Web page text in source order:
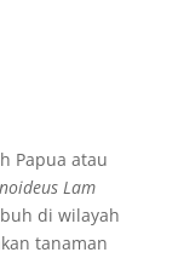
Papua atau
Lam
di wilayah
tanaman